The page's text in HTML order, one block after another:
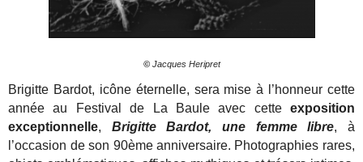
© Jacques Heripret
Brigitte Bardot, icône éternelle, sera mise à l’honneur cette
année au Festival de La Baule avec cetteexposition
exceptionnelle, Brigitte Bardot, une femme libre, à
l’occasion de son 90ème anniversaire. Photographies rares,